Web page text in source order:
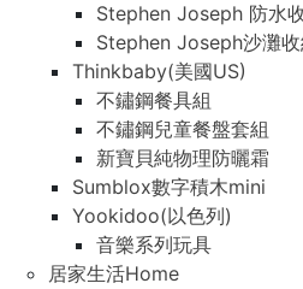
Stephen Joseph 防水
Stephen Joseph沙灘
Thinkbaby(美國US)
不鏽鋼餐具組
不鏽鋼兒童餐盤套組
新寶貝純物理防曬霜
Sumblox數字積木mini
Yookidoo(以色列)
音樂系列玩具
居家生活Home